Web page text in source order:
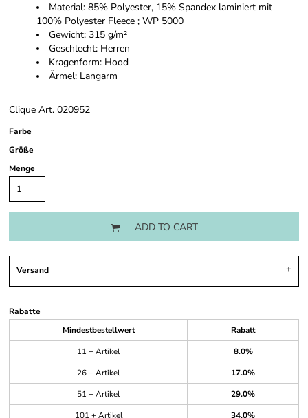
Material: 85% Polyester, 15% Spandex laminiert mit
100% Polyester Fleece ; WP 5000
Gewicht: 315 g/m²
Geschlecht: Herren
Kragenform: Hood
Ärmel: Langarm
Clique Art. 020952
Farbe
Größe
Menge
ADD TO CART
Versand
Rabatte
Mindestbestellwert
Rabatt
11 + Artikel
8.0%
26 + Artikel
17.0%
51 + Artikel
29.0%
101 + Artikel
34.0%